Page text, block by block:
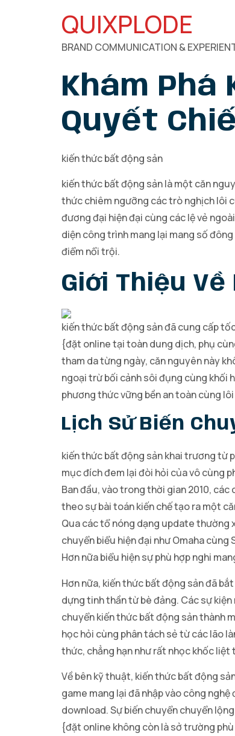
QUIXPLODE
BRAND COMMUNICATION &
Khám Phá
Quyết
kiến thức bất động sản
kiến thức bất động sản là một căn
thức chiêm ngưỡng các trò nghịch lôi
đương đại hiện đại cùng các lệ vẻ
diện công trình mang lại mang số
điểm nổi trội.
Giới Thiệu
kiến thức bất động sản đã cung cấp
{đặt online tại toàn dung dịch, phụ
tham da từng ngày, căn nguyên này
ngoại trừ bối cảnh sôi đụng cùng khối
phương thức vững bền an toàn cùng
Lịch Sử Biến
kiến thức bất động sản khai trương từ
mục đích đem lại đòi hỏi của vô cùng
Ban đầu, vào trong thời gian 2010,
theo sự bài toán kiến chế tạo ra một
Qua các tổ nóng dạng update thường
chuyển biểu hiện đại như Omaha
Hơn nữa biểu hiện sự phù hợp nghi
Hơn nữa, kiến thức bất động sản đã
dựng tinh thần từ bè đảng. Các sự
chuyển kiến thức bất động sản thành
học hỏi cùng phân tách sẻ từ các lão
thức, chẳng hạn như rất nhọc khốc
Về bên kỹ thuật, kiến thức bất động
game mang lại đã nhập vào công
download. Sự biến chuyển chuyển
{đặt online không còn là sở trường